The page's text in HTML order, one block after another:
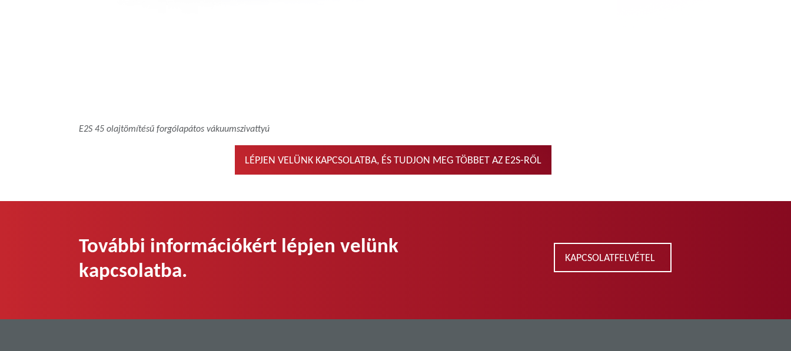
E2S 45 olajtömítésű forgólapátos vákuumszivattyú
LÉPJEN VELÜNK KAPCSOLATBA, ÉS TUDJON MEG TÖBBET AZ E2S-RŐL
További információkért lépjen velünk
kapcsolatba.
KAPCSOLATFELVÉTEL